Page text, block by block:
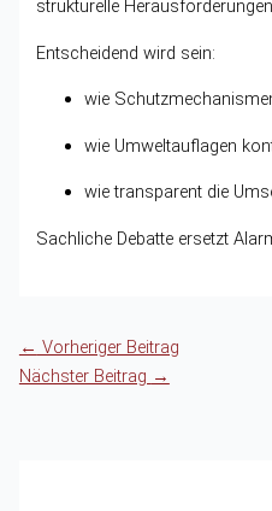
strukturelle
Entscheidend wird sein:
wie
wie Umweltauflagen
wie transparent die
Sachliche Debatte ersetzt
← Vorheriger Beitrag
Nächster Beitrag →